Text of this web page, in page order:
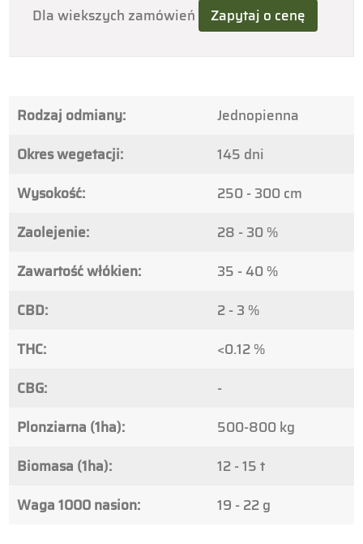
Dla wiekszych zamówień
Rodzaj odmiany:
Jednopienna
Okres wegetacji:
145 dni
Wysokość:
250 - 300 cm
Zaolejenie:
28 - 30 %
Zawartość włókien:
35 - 40 %
CBD:
2 - 3 %
THC:
<0.12 %
CBG:
-
Plonziarna (1ha):
500-800 kg
Biomasa (1ha):
12 - 15 t
Waga 1000 nasion:
19 - 22 g